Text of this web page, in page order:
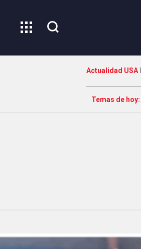
Actualidad USA
Temas de hoy: